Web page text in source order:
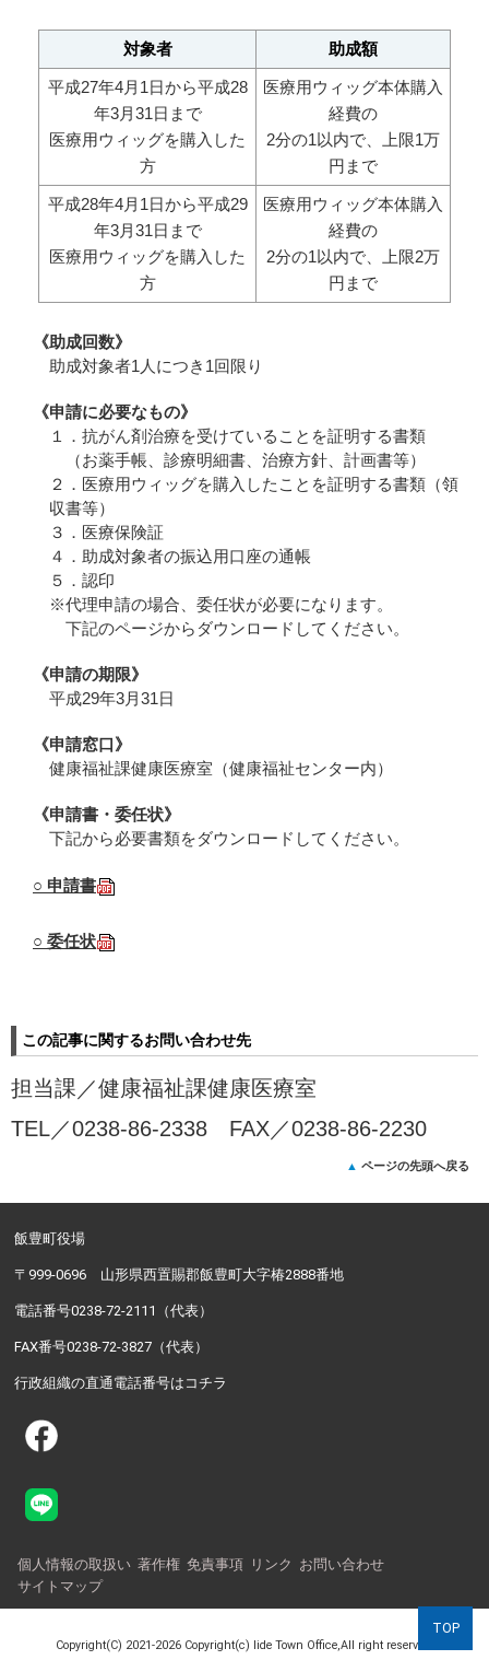
対象者 助成額
平成27年4月1日から平成28
年3月31日まで
医療用ウィッグを購入した
方
医療用ウィッグ本体購入
経費の
2分の1以内で、上限1万
円まで
平成28年4月1日から平成29
年3月31日まで
医療用ウィッグを購入した
方
医療用ウィッグ本体購入
経費の
2分の1以内で、上限2万
円まで
《助成回数》
助成対象者1人につき1回限り
《申請に必要なもの》
１．抗がん剤治療を受けていることを証明する書類
（お薬手帳、診療明細書、治療方針、計画書等）
２．医療用ウィッグを購入したことを証明する書類（領
収書等）
３．医療保険証
４．助成対象者の振込用口座の通帳
５．認印
※代理申請の場合、委任状が必要になります。
下記のページからダウンロードしてください。
《申請の期限》
平成29年3月31日
《申請窓口》
健康福祉課健康医療室（健康福祉センター内）
《申請書・委任状》
下記から必要書類をダウンロードしてください。
○ 申請書
○ 委任状
この記事に関するお問い合わせ先
担当課／健康福祉課健康医療室
TEL／0238-86-2338 FAX／0238-86-2230
ページの先頭へ戻る
飯豊町役場
〒999-0696 山形県西置賜郡飯豊町大字椿2888番地
電話番号0238-72-2111（代表）
FAX番号0238-72-3827（代表）
行政組織の直通電話番号はコチラ
個人情報の取扱い 著作権 免責事項 リンク お問い合わせ
サイトマップ
Copyright(C) 2021-2026 Copyright(c) Iide Town Office,All right reserved.
TOP